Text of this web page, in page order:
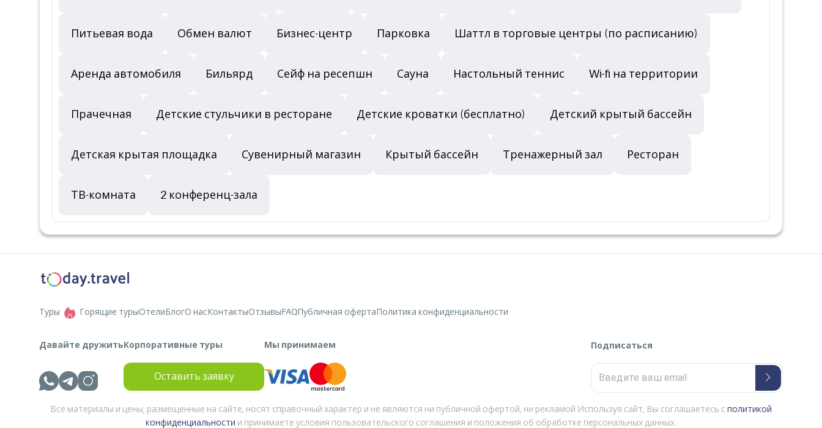
Питьевая вода Обмен валют Бизнес-центр Парковка Шаттл в торговые центры (по расписанию)
Аренда автомобиля Бильярд Сейф на ресепшн Сауна Настольный теннис Wi-fi на территории
Прачечная Детские стульчики в ресторане Детские кроватки (бесплатно) Детский крытый бассейн
Детская крытая площадка Сувенирный магазин Крытый бассейн Тренажерный зал Ресторан
ТВ-комната 2 конференц-зала
Туры Горящие турыОтелиБлогО насКонтактыОтзывыFAQПубличная офертаПолитика конфиденциальности
Давайте дружитьКорпоративные туры
Оставить заявку
Мы принимаем Подписаться
Все материалы и цены, размещенные на сайте, носят справочный характер и не являются ни публичной офертой, ни рекламой Используя сайт, Вы соглашаетесь с политикой
конфиденциальности и принимаете условия пользовательского соглашения и положения об обработке персональных данных.